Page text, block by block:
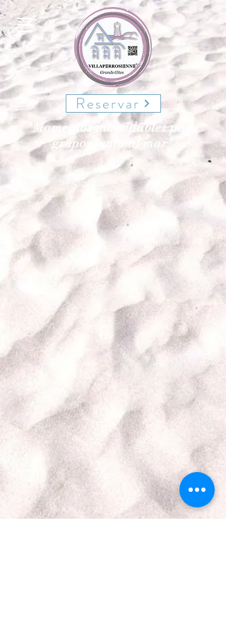
Reservar
"Momentos inolvidables para
grupos junto al mar"